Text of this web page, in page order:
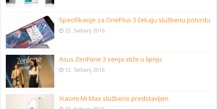
Specifikacije za OnePlus 3 čekaju službenu potvrdu
25. Svibanj 2016
Asus ZenFone 3 serija stiže u lipnju
12. Svibanj 2016
Xiaomi Mi Max službeno predstavljen